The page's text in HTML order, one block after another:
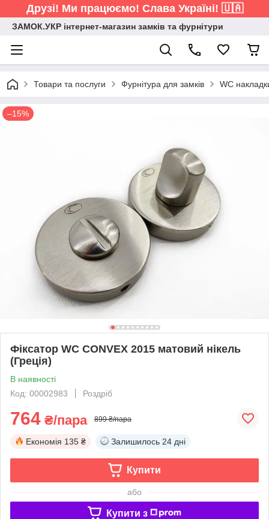
Друзі! Ми працюємо! Слава Україні! 🇺🇦
ЗАМОК.УКР інтернет-магазин замків та фурнітури
Товари та послуги Фурнітура для замків WC
–15%
Фіксатор WC CONVEX 2015 матовий нікель
(Греція)
В наявності
Код: 00002983
Роздріб
764 ₴/пара 899 ₴/пара
Економія 135 ₴ Залишилось 24 дні
Купити
або
Купити з